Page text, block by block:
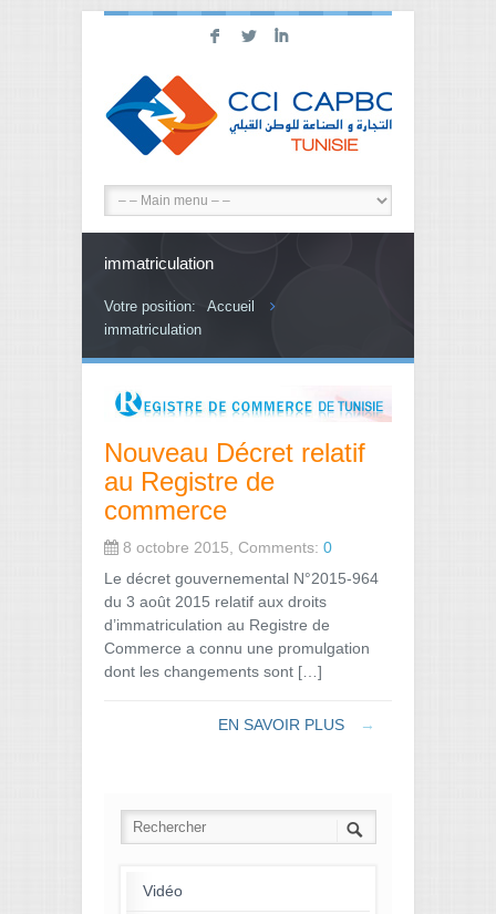
F L I
immatriculation
Votre position:
Accueil
immatriculation
Nouveau Décret relatif
au Registre de
commerce
8 octobre 2015, Comments: 0
Le décret gouvernemental N°2015-964
du 3 août 2015 relatif aux droits
d’immatriculation au Registre de
Commerce a connu une promulgation
dont les changements sont […]
EN SAVOIR PLUS →
Vidéo